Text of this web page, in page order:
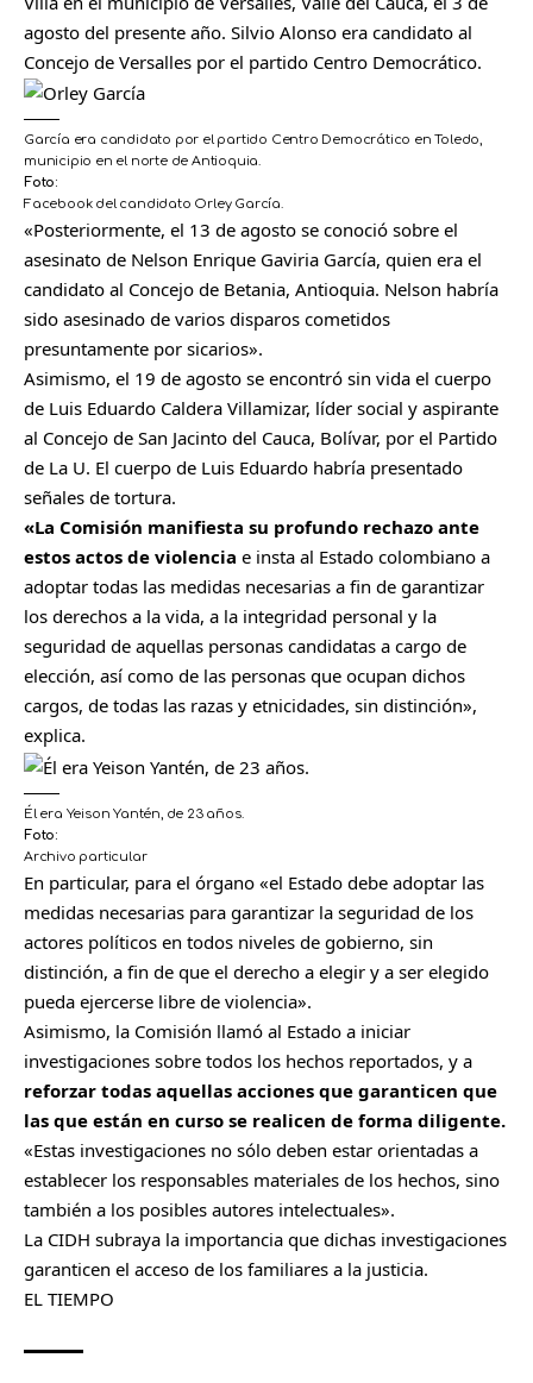
agosto del presente año. Silvio Alonso era candidato al
Concejo de Versalles por el partido Centro Democrático.
García era candidato por el partido Centro Democrático en Toledo,
municipio en el norte de Antioquia.
Foto:
Facebook del candidato Orley García.
«Posteriormente, el 13 de agosto se conoció sobre el
asesinato de Nelson Enrique Gaviria García, quien era el
candidato al Concejo de Betania, Antioquia. Nelson habría
sido asesinado de varios disparos cometidos
presuntamente por sicarios».
Asimismo, el 19 de agosto se encontró sin vida el cuerpo
de Luis Eduardo Caldera Villamizar, líder social y aspirante
al Concejo de San Jacinto del Cauca, Bolívar, por el Partido
de La U. El cuerpo de Luis Eduardo habría presentado
señales de tortura.
«La Comisión manifiesta su profundo rechazo ante
estos actos de violencia e insta al Estado colombiano a
adoptar todas las medidas necesarias a fin de garantizar
los derechos a la vida, a la integridad personal y la
seguridad de aquellas personas candidatas a cargo de
elección, así como de las personas que ocupan dichos
cargos, de todas las razas y etnicidades, sin distinción»,
explica.
Él era Yeison Yantén, de 23 años.
Foto:
Archivo particular
En particular, para el órgano «el Estado debe adoptar las
medidas necesarias para garantizar la seguridad de los
actores políticos en todos niveles de gobierno, sin
distinción, a fin de que el derecho a elegir y a ser elegido
pueda ejercerse libre de violencia».
Asimismo, la Comisión llamó al Estado a iniciar
investigaciones sobre todos los hechos reportados, y a
reforzar todas aquellas acciones que garanticen que
las que están en curso se realicen de forma diligente.
«Estas investigaciones no sólo deben estar orientadas a
establecer los responsables materiales de los hechos, sino
también a los posibles autores intelectuales».
La CIDH subraya la importancia que dichas investigaciones
garanticen el acceso de los familiares a la justicia.
EL TIEMPO